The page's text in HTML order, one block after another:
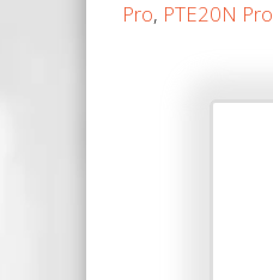
Pro, PTE20N Pro